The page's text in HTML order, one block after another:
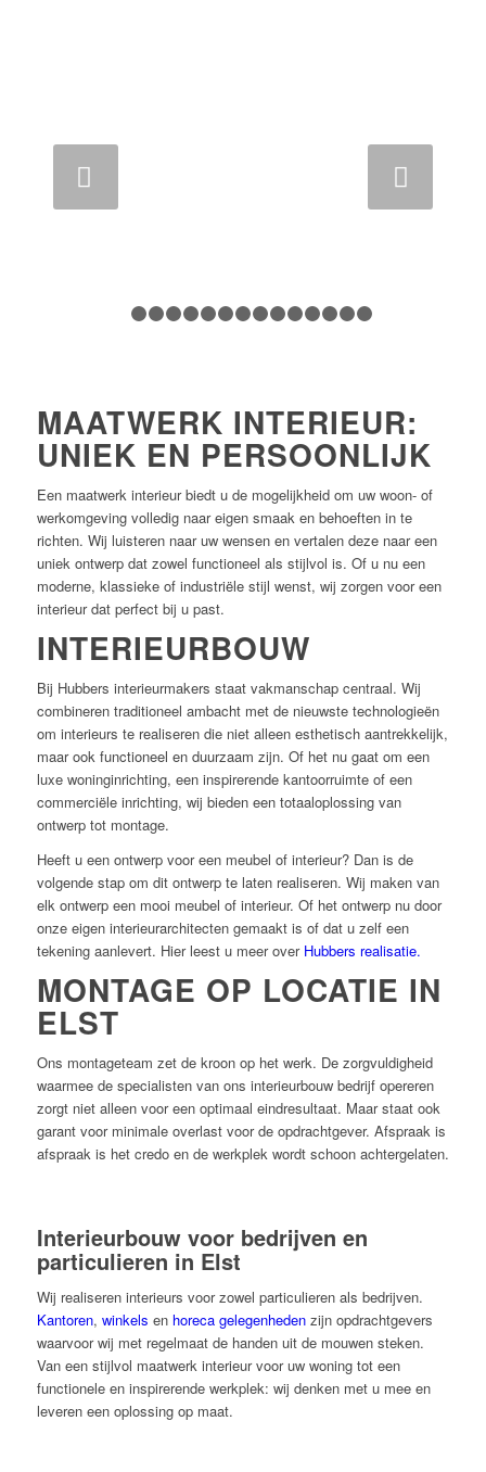
1 2 3 4 5 6 7 8 9
MAATWERK INTERIEUR:
UNIEK EN PERSOONLIJK
Een maatwerk interieur biedt u de mogelijkheid om uw woon- of
werkomgeving volledig naar eigen smaak en behoeften in te
richten. Wij luisteren naar uw wensen en vertalen deze naar een
uniek ontwerp dat zowel functioneel als stijlvol is. Of u nu een
moderne, klassieke of industriële stijl wenst, wij zorgen voor een
interieur dat perfect bij u past.
INTERIEURBOUW
Bij Hubbers interieurmakers staat vakmanschap centraal. Wij
combineren traditioneel ambacht met de nieuwste technologieën
om interieurs te realiseren die niet alleen esthetisch aantrekkelijk,
maar ook functioneel en duurzaam zijn. Of het nu gaat om een
luxe woninginrichting, een inspirerende kantoorruimte of een
commerciële inrichting, wij bieden een totaaloplossing van
ontwerp tot montage.
Heeft u een ontwerp voor een meubel of interieur? Dan is de
volgende stap om dit ontwerp te laten realiseren. Wij maken van
elk ontwerp een mooi meubel of interieur. Of het ontwerp nu door
onze eigen interieurarchitecten gemaakt is of dat u zelf een
tekening aanlevert. Hier leest u meer over Hubbers realisatie.
MONTAGE OP LOCATIE IN
ELST
Ons montageteam zet de kroon op het werk. De zorgvuldigheid
waarmee de specialisten van ons interieurbouw bedrijf opereren
zorgt niet alleen voor een optimaal eindresultaat. Maar staat ook
garant voor minimale overlast voor de opdrachtgever. Afspraak is
afspraak is het credo en de werkplek wordt schoon achtergelaten.
Interieurbouw voor bedrijven en
particulieren in Elst
Wij realiseren interieurs voor zowel particulieren als bedrijven.
Kantoren, winkels en horeca gelegenhedenzijn opdrachtgevers
waarvoor wij met regelmaat de handen uit de mouwen steken.
Van een stijlvol maatwerk interieur voor uw woning tot een
functionele en inspirerende werkplek: wij denken met u mee en
leveren een oplossing op maat.